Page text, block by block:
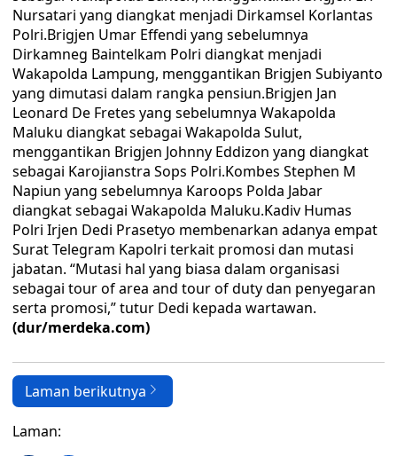
Nursatari yang diangkat menjadi Dirkamsel Korlantas
Polri.Brigjen Umar Effendi yang sebelumnya
Dirkamneg Baintelkam Polri diangkat menjadi
Wakapolda Lampung, menggantikan Brigjen Subiyanto
yang dimutasi dalam rangka pensiun.Brigjen Jan
Leonard De Fretes yang sebelumnya Wakapolda
Maluku diangkat sebagai Wakapolda Sulut,
menggantikan Brigjen Johnny Eddizon yang diangkat
sebagai Karojianstra Sops Polri.Kombes Stephen M
Napiun yang sebelumnya Karoops Polda Jabar
diangkat sebagai Wakapolda Maluku.Kadiv Humas
Polri Irjen Dedi Prasetyo membenarkan adanya empat
Surat Telegram Kapolri terkait promosi dan mutasi
jabatan. “Mutasi hal yang biasa dalam organisasi
sebagai tour of area and tour of duty dan penyegaran
serta promosi,” tutur Dedi kepada wartawan.
(dur/merdeka.com)
Laman berikutnya
Laman: